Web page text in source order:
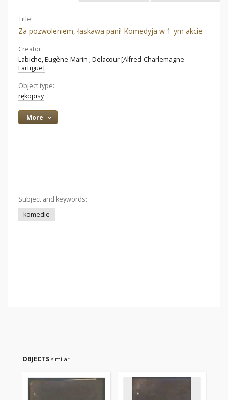
Title:
Za pozwoleniem, łaskawa pani! Komedyja w 1-ym akcie
Creator:
Labiche, Eugène-Marin ; Delacour [Alfred-Charlemagne
Lartigue]
Object type:
rękopisy
More
Subject and keywords:
komedie
OBJECTS similar